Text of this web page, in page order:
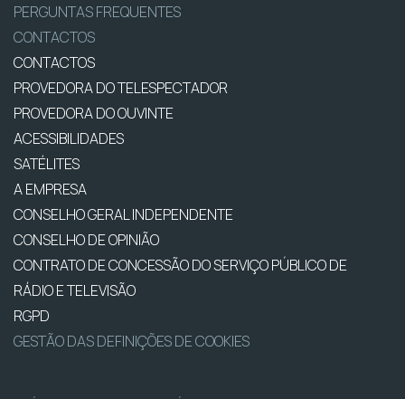
PERGUNTAS FREQUENTES
CONTACTOS
CONTACTOS
PROVEDORA DO TELESPECTADOR
PROVEDORA DO OUVINTE
ACESSIBILIDADES
SATÉLITES
A EMPRESA
CONSELHO GERAL INDEPENDENTE
CONSELHO DE OPINIÃO
CONTRATO DE CONCESSÃO DO SERVIÇO PÚBLICO DE
RÁDIO E TELEVISÃO
RGPD
GESTÃO DAS DEFINIÇÕES DE COOKIES